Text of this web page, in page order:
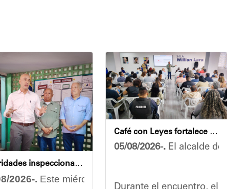
por garantizar el bienestar de las comunidades,
Autoridades inspeccionan obras de rehabilitación en la U.E.N. José Antonio Calcaño en Caucagüita
2026-. Este miércoles se llevó a cabo un
Café con Leyes fortalece el análisis jurídico y constitucional en el municipio Sucre
05/08/2026-.El alcalde del